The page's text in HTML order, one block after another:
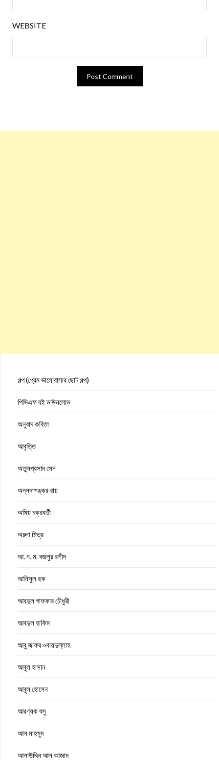
WEBSITE
গল্প (প্রেম ভালোবাসার ছোট গল্প)
পিডিএফ বই ডাউনলোড
অনুবাদ কবিতা
আবৃত্তি
অতুলপ্রসাদ সেন
অন্নদাশঙ্কর রায়
অমিয় চক্রবর্তী
অরুণ মিত্র
আ. ন. ম. বজলুর রশীদ
আনিসুল হক
আবদুল গাফফার চৌধুরী
আবদুল হাকিম
আবু জাফর ওবায়দুল্লাহ
আবুল হাসান
আবুল হোসেন
আরণ্যক বসু
আল মাহমুদ
আলাউদ্দিন আল আজাদ